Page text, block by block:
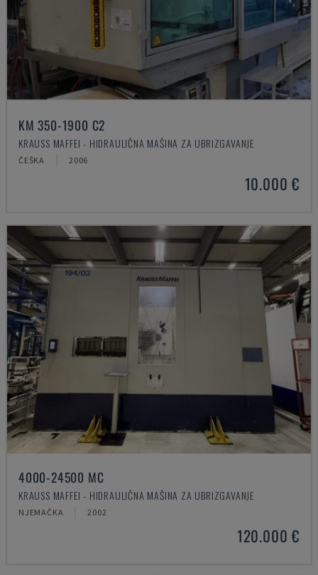
KM 350-1900 C2
KRAUSS MAFFEI - HIDRAULIČNA MAŠINA ZA UBRIZGAVANJE
ČEŠKA 2006
10.000 €
4000-24500 MC
KRAUSS MAFFEI - HIDRAULIČNA MAŠINA ZA UBRIZGAVANJE
NJEMAČKA 2002
120.000 €